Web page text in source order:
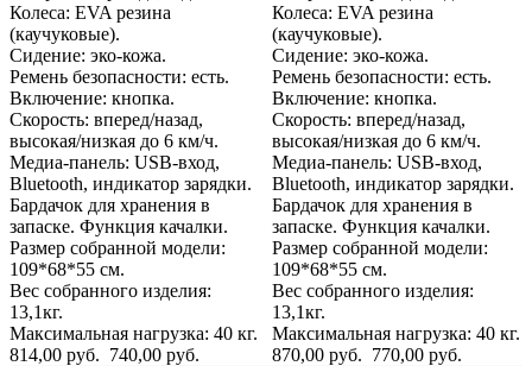
Колеса: EVA резина
(каучуковые).
Сидение: эко-кожа.
Ремень безопасности: есть.
Включение: кнопка.
Скорость: вперед/назад,
высокая/низкая до 6 км/ч.
Медиа-панель: USB-вход,
Bluetooth, индикатор зарядки.
Бардачок для хранения в
запаске. Функция качалки.
Размер собранной модели:
109*68*55 см.
Вес собранного изделия:
13,1кг.
Максимальная нагрузка: 40 кг.
814,00 руб. 740,00 руб.
Колеса: EVA резина
(каучуковые).
Сидение: эко-кожа.
Ремень безопасности: есть.
Включение: кнопка.
Скорость: вперед/назад,
высокая/низкая до 6 км/ч.
Медиа-панель: USB-вход,
Bluetooth, индикатор зарядки.
Бардачок для хранения в
запаске. Функция качалки.
Размер собранной модели:
109*68*55 см.
Вес собранного изделия:
13,1кг.
Максимальная нагрузка: 40 кг.
870,00 руб. 770,00 руб.